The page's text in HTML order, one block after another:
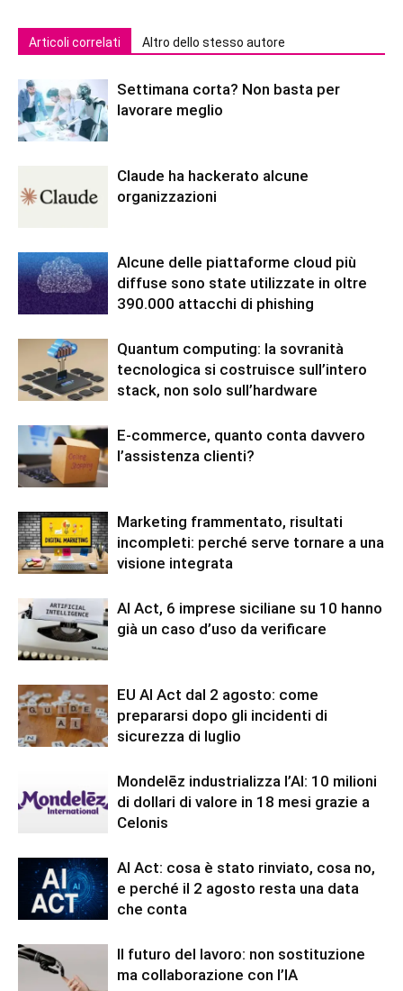
Articoli correlati Altro dello stesso autore
Settimana corta? Non basta per
lavorare meglio
Claude ha hackerato alcune
organizzazioni
Alcune delle piattaforme cloud più
diffuse sono state utilizzate in oltre
390.000 attacchi di phishing
Quantum computing: la sovranità
tecnologica si costruisce sull’intero
stack, non solo sull’hardware
E-commerce, quanto conta davvero
l’assistenza clienti?
Marketing frammentato, risultati
incompleti: perché serve tornare a una
visione integrata
AI Act, 6 imprese siciliane su 10 hanno
già un caso d’uso da verificare
EU AI Act dal 2 agosto: come
prepararsi dopo gli incidenti di
sicurezza di luglio
Mondelēz industrializza l’AI: 10 milioni
di dollari di valore in 18 mesi grazie a
Celonis
AI Act: cosa è stato rinviato, cosa no,
e perché il 2 agosto resta una data
che conta
Il futuro del lavoro: non sostituzione
ma collaborazione con l’IA